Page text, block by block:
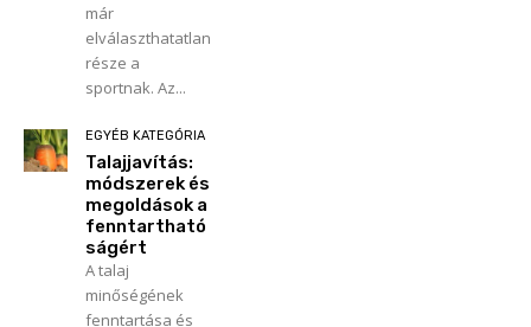
már
elválaszthatatlan
része a
sportnak. Az...
EGYÉB KATEGÓRIA
Talajjavítás:
módszerek és
megoldások a
fenntartható
ságért
A talaj
minőségének
fenntartása és